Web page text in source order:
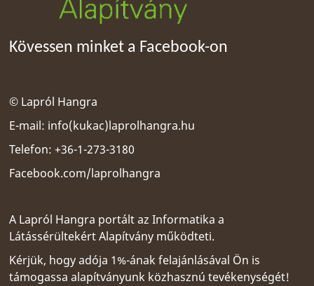
Kövessen minket a Facebook-on
© Lapról Hangra
E-mail: info(kukac)laprolhangra.hu
Telefon: +36-1-273-3180
Facebook.com/laprolhangra
A Lapról Hangra portált azInformatika a
Látássérültekért Alapítvány működteti.
Kérjük, hogy adója 1%-ának felajánlásával Ön is
támogassa alapítványunk közhasznú tevékenységét!